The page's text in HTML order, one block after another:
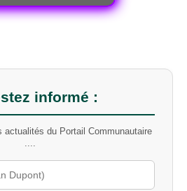
informé :
actualités du Portail Communautaire
....